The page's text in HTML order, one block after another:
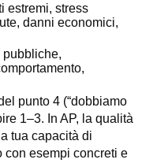
estremi, stress
danni economici,
pubbliche,
punto 4 (“dobbiamo
1–3. In AP, la qualità
tua capacità di
con esempi concreti e